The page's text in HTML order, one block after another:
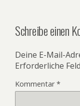
Schreibe einen
Deine E-Mail-
Erforderliche
Kommentar*